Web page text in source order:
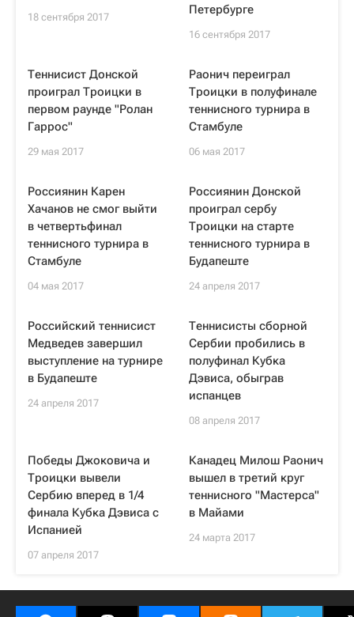
18 сентября 2017
Петербурге
16 сентября 2017
Теннисист Донской
проиграл Троицки в
первом раунде "Ролан
Гаррос"
29 мая 2017
Раонич переиграл
Троицки в полуфинале
теннисного турнира в
Стамбуле
06 мая 2017
Россиянин Карен
Хачанов не смог выйти
в четвертьфинал
теннисного турнира в
Стамбуле
04 мая 2017
Россиянин Донской
проиграл сербу
Троицки на старте
теннисного турнира в
Будапеште
24 апреля 2017
Российский теннисист
Медведев завершил
выступление на турнире
в Будапеште
24 апреля 2017
Теннисисты сборной
Сербии пробились в
полуфинал Кубка
Дэвиса, обыграв
испанцев
08 апреля 2017
Победы Джоковича и
Троицки вывели
Сербию вперед в 1/4
финала Кубка Дэвиса с
Испанией
07 апреля 2017
Канадец Милош Раонич
вышел в третий круг
теннисного "Мастерса"
в Майами
24 марта 2017